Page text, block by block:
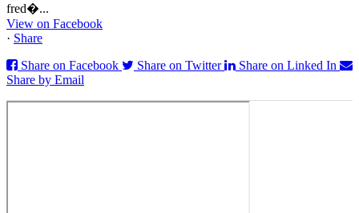
fred�...
View on Facebook
· Share
Share on Facebook
Share on Twitter
Share on Linked In
Share by Email